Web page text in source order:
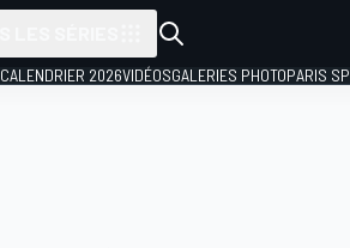
CALENDRIER 2026VIDÉOSGALERIES PHOTOPARIS